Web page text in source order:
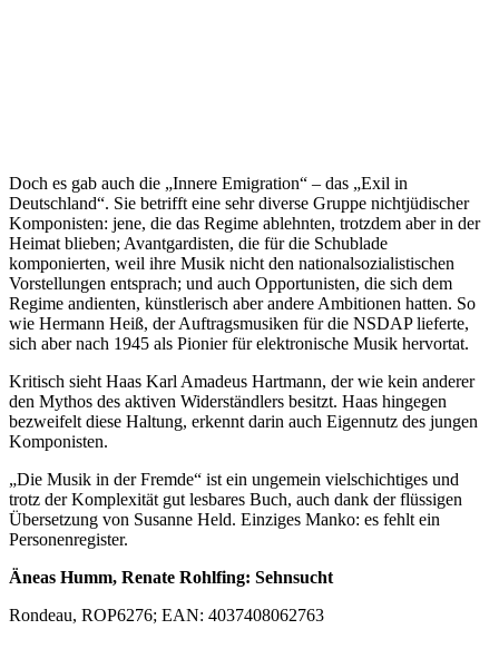
Doch es gab auch die „Innere Emigration“ – das „Exil in
Deutschland“. Sie betrifft eine sehr diverse Gruppe nichtjüdischer
Komponisten: jene, die das Regime ablehnten, trotzdem aber in der
Heimat blieben; Avantgardisten, die für die Schublade
komponierten, weil ihre Musik nicht den nationalsozialistischen
Vorstellungen entsprach; und auch Opportunisten, die sich dem
Regime andienten, künstlerisch aber andere Ambitionen hatten. So
wie Hermann Heiß, der Auftragsmusiken für die NSDAP lieferte,
sich aber nach 1945 als Pionier für elektronische Musik hervortat.
Kritisch sieht Haas Karl Amadeus Hartmann, der wie kein anderer
den Mythos des aktiven Widerständlers besitzt. Haas hingegen
bezweifelt diese Haltung, erkennt darin auch Eigennutz des jungen
Komponisten.
„Die Musik in der Fremde“ ist ein ungemein vielschichtiges und
trotz der Komplexität gut lesbares Buch, auch dank der flüssigen
Übersetzung von Susanne Held. Einziges Manko: es fehlt ein
Personenregister.
Äneas Humm, Renate Rohlfing: Sehnsucht
Rondeau, ROP6276; EAN: 4037408062763